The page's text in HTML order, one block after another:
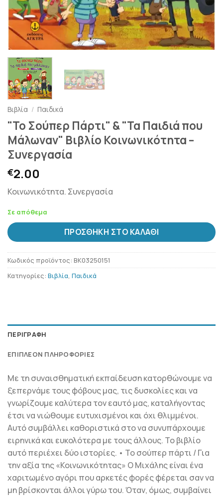
Βιβλία / Παιδικά
"Το Σούπερ Πάρτι" & "Τα Παιδιά που
Μάλωναν" Βιβλίο Κοινωνικότητα –
Συνεργασία
€2.00
Κοινωνικότητα. Συνεργασία
Σε απόθεμα
ΠΡΟΣΘΉΚΗ ΣΤΟ ΚΑΛΆΘΙ
Κωδικός προϊόντος: BK03250151
Κατηγορίες: Βιβλία, Παιδικά
ΠΕΡΙΓΡΑΦΉ
ΕΠΙΠΛΈΟΝ ΠΛΗΡΟΦΟΡΊΕΣ
Με τη συναισθηματική εκπαίδευση κατορθώνουμε να
ξεπερνάμε τους φόβους μας, τις δυσκολίες και να
γνωρίζουμε καλύτερα τον εαυτό μας, καταλήγοντας
έτσι να νιώθουμε ευτυχισμένοι και όχι θλιμμένοι.
Αυτό συμβάλλει καθοριστικά στο να συνυπάρχουμε
ειρηνικά και ευκολότερα με τους άλλους. Το βιβλίο
αυτό περιέχει δύο ιστορίες. • Το σούπερ πάρτι / Για
την αξία της «Koινωνικότητας» Ο Μιχάλης είναι ένα
χαριτωμένο αγόρι που αρκετές φορές φέρεται σαν να
μη βρίσκονται άλλοι γύρω του. Όταν, όμως, συμβαίνει